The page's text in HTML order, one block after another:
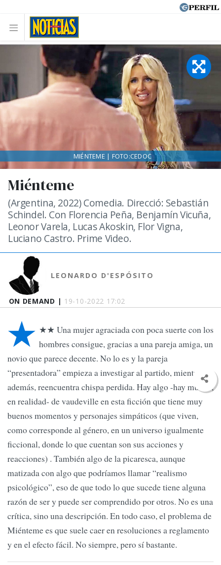
ON DEMAND | 19-10-2022 17:02
Miénteme
(Argentina, 2022) Comedia. Direcció: Sebastián
Schindel. Con Florencia Peña, Benjamín Vicuña,
Leonor Varela, Lucas Akoskin, Flor Vigna,
Luciano Castro. Prime Video.
LEONARDO D'ESPÓSITO
MIÉNTEME | FOTO:CEDOC
★ ★★ Una mujer agraciada con poca suerte con los
hombres consigue, gracias a una pareja amiga, un
novio que parece decente. No lo es y la pareja
“presentadora” empieza a investigar al partido, mientras,
además, reencuentra chispa perdida. Hay algo -hay mucho,
en realidad- de vaudeville en esta ficción que tiene muy
buenos momentos y personajes simpáticos (que viven,
como corresponde al género, en un universo igualmente
ficcional, donde lo que cuentan son sus acciones y
reacciones) . También algo de la picaresca, aunque
matizada con algo que podríamos llamar “realismo
psicológico”, eso de que todo lo que sucede tiene alguna
razón de ser y puede ser comprendido por otros. No es una
crítica, sino una descripción. En todo caso, el problema de
Miénteme es que suele caer en resoluciones a reglamento
y en el efecto fácil. No siempre, pero sí bastante.